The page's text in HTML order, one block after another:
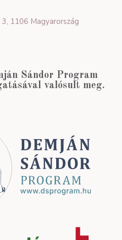
1106 Magyarország
Sándor Program
valósult meg.